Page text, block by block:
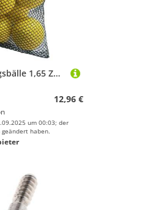
15x Golf-Trainingsbälle 1,65 Zoll Realistische Textur Leichtgewicht für Hinterhofausrüstung- Gelb
12,96 €
um 00:03; der
haben.